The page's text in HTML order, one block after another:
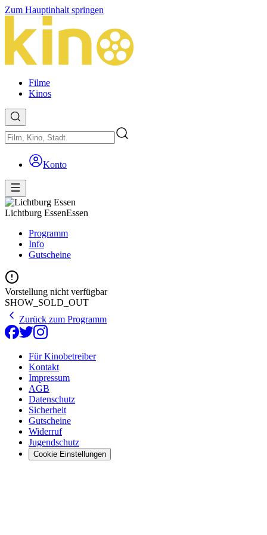
Zum Hauptinhalt springen
Filme
Kinos
Konto
Lichtburg EssenEssen
Programm
Info
Gutscheine
Vorstellung nicht verfügbar
SHOW_SOLD_OUT
Zurück zum Programm
Für Kinobetreiber
Kontakt
Impressum
AGB
Datenschutz
Sicherheit
Gutscheine
Widerruf
Jugendschutz
Cookie Einstellungen